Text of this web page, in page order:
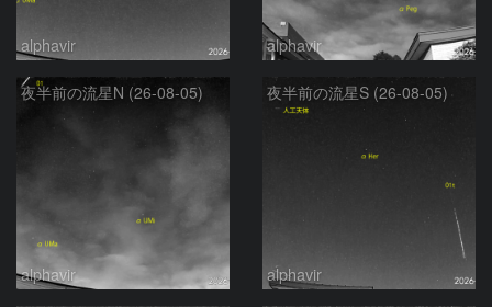
alphavir alphavir
夜半前の流星N (26-08-05)
alphavir
夜半前の流星S (26-08-05)
alphavir